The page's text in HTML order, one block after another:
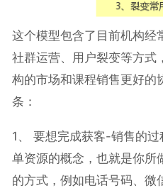
这个模型包含了目前机构经
社群运营、用户裂变等方式
构的市场和课程销售更好的
条：
1、 要想完成获客-销售的
单资源的概念，也就是你所
的方式，例如电话号码、微